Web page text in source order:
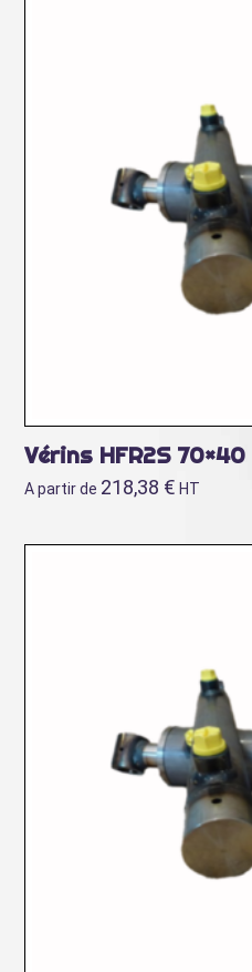
Vérins HFR2S 70×40
A partir de 218,38 € HT